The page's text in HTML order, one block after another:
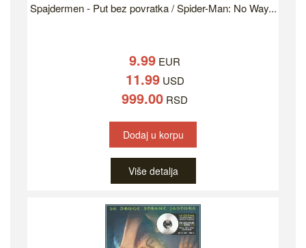
Spajdermen - Put bez povratka / Spider-Man: No Way...
9.99 EUR
11.99USD
999.00 RSD
Dodaj u korpu
Više detalja